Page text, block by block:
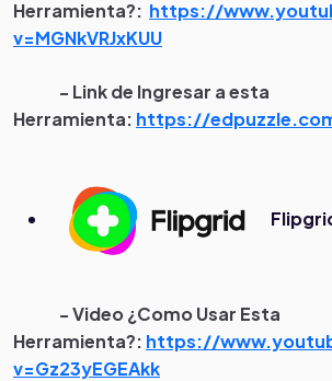
Herramienta?: https://
v=MGNkVRJxKUU
- Link de Ingresar a esta
Herramienta: https://
- Video ¿Como Usar Esta
Herramienta?: https://
v=Gz23yEGEAkk